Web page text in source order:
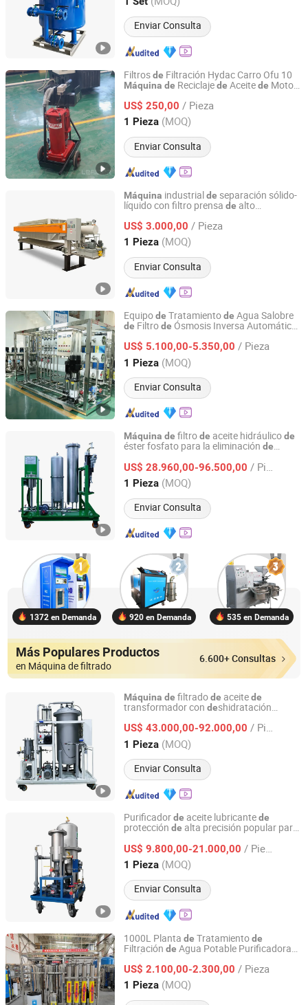
Enviar Consulta
Hunan, China
Filtrosde Filtración Hydac Carro Ofu 10
Máquina de Reciclajede Aceitede Motor
US$ 250,00 / Pieza
1 Pieza (MOQ)
Enviar Consulta
Xinxiang Lifeierte Filter Corp. Ltd.
Henan, China Desde 2017
Máquina industrialde separación sólido-
líquido con filtro prensa de alto
US$ 3.000,00 / Pieza
1 Pieza (MOQ)
Enviar Consulta
Dongguang Sansheng Machinery Co., Ltd.
Hebei, China Desde 2026
Equipode Tratamientode Agua Salobre
de Filtrode Ósmosis Inversa Automático
MáquinadeFiltro Subterránea
US$ 5.100,00-5.350,00 / Pieza
1 Pieza (MOQ)
Enviar Consulta
Henan Longjiang Water Treatment Equipment Co., Ltd.
Henan, China Desde 2024
Máquina de filtrode aceite hidráulicode
éster fosfato para la eliminación de
energía térmica
US$ 28.960,00-96.500,00 / Pieza
1 Pieza (MOQ)
Enviar Consulta
Shenzhen Aitai Technology Co., Ltd.
Guangdong, China Desde 2026
1372 en Demanda 920 en Demanda 535 en Demanda
Más Populares Productos
en Máquina de filtrado
6.600+ Consultas
Máquina de filtradode aceitede
transformador con deshidratación
transformadores eléctricos
US$ 43.000,00-92.000,00 / Pieza
1 Pieza (MOQ)
Enviar Consulta
Shenzhen Aitai Technology Co., Ltd.
Guangdong, China Desde 2026
Purificadorde aceite lubricantede
protección de alta precisión popular para
US$ 9.800,00-21.000,00 / Pieza
1 Pieza (MOQ)
Enviar Consulta
Shenzhen Aitai Technology Co., Ltd.
Guangdong, China Desde 2026
1000L Planta de Tratamientode
Filtración de Agua Potable Purificadora
US$ 2.100,00-2.300,00 / Pieza
1 Pieza (MOQ)
Henan Longjiang Water Treatment Equipment Co., Ltd.
Henan, China Desde 2024